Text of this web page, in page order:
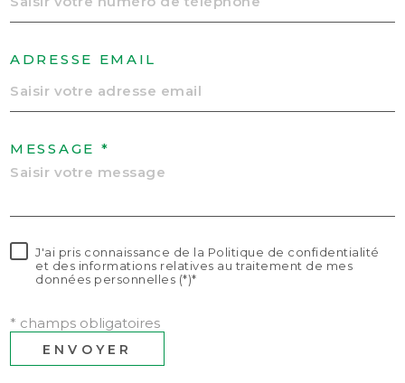
ADRESSE EMAIL
MESSAGE *
J'ai pris connaissance de la Politique de confidentialité
et des informations relatives au traitement de mes
données personnelles (*)*
* champs obligatoires
ENVOYER